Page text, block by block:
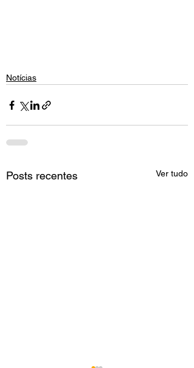
Notícias
Posts recentes Ver tudo